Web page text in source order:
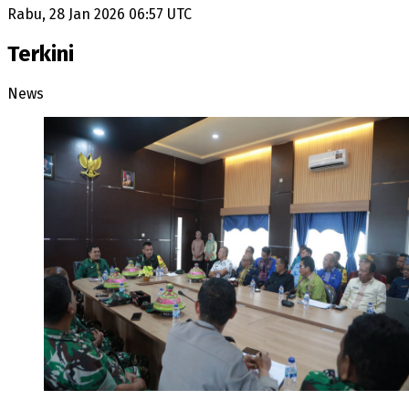
Rabu, 28 Jan 2026 06:57 UTC
Terkini
News